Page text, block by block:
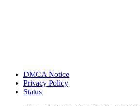
DMCA Notice
Privacy Policy
Status